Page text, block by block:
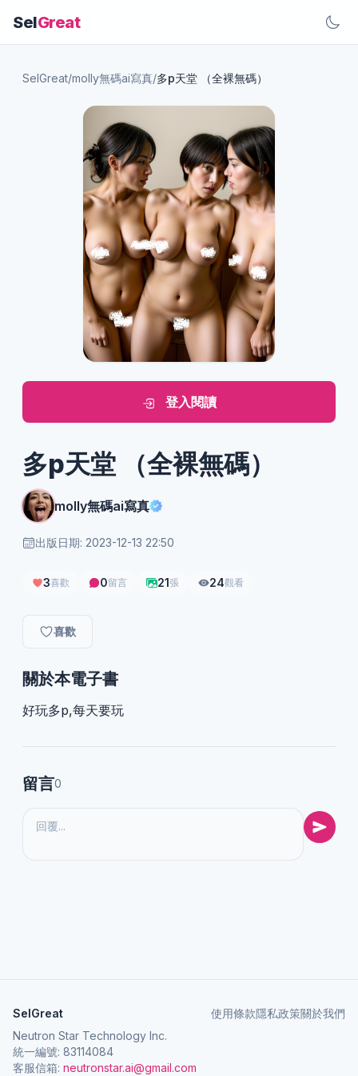
SelGreat
SelGreat/molly無碼ai寫真/多p天堂 （全裸無碼）
登入閱讀
多p天堂 （全裸無碼）
molly無碼ai寫真
出版日期: 2023-12-13 22:50
3喜歡 0留言 21張 24觀看
喜歡
關於本電子書
好玩多p,每天要玩
留言0
SelGreat
Neutron Star Technology Inc.
統一編號: 83114084
客服信箱: neutronstar.ai@gmail.com
使用條款隱私政策關於我們